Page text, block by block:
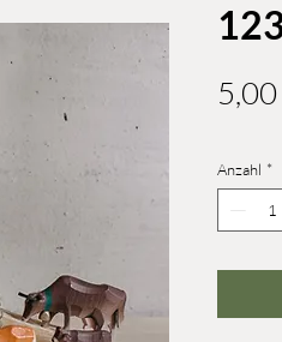
Anzahl *